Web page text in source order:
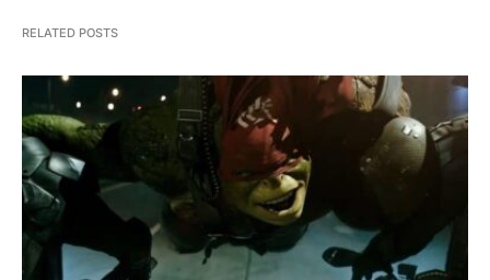
RELATED POSTS